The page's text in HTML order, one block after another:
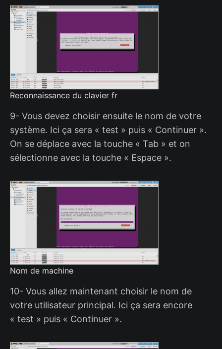
Reconnaissance du clavier fr
9- Vous devez choisir ensuite le nom de votre
système. Ici ça sera « test » puis « Continuer ».
On se déplace avec la touche « Tab » et on
sélectionne avec la touche « Espace ».
Nom de machine
10- Vous allez maintenant choisir le nom de
votre utilisateur principal. Ici ça sera encore
« test » puis « Continuer ».